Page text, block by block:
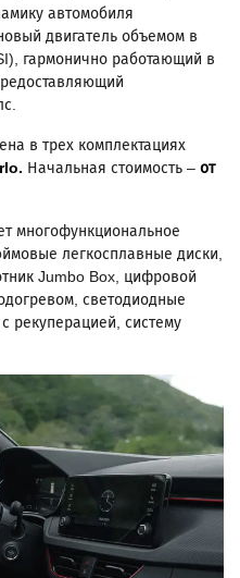
автомобиля
двигатель объемом в
гармонично работающий в
в трех комплектациях
. Начальная стоимость – от
многофункциональное
легкосплавные диски,
Jumbo Box, цифровой
светодиодные
рекуперацией, систему